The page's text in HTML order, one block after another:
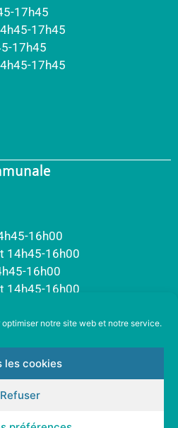
notre site web et notre service.
les cookies
Refuser
17h45
17h45
17h45
17h45
16h00
14h45-16h00
16h00
14h45-16h00